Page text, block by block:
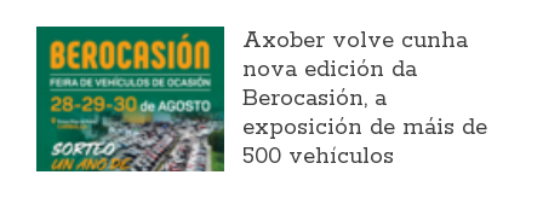
Axober volve cunha
nova edición da
Berocasión, a
exposición de máis de
500 vehículos